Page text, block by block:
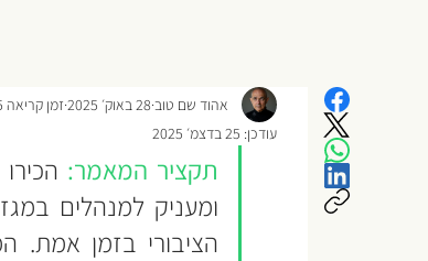
אהוד שם טוב 28 באוק׳ 2025
זמן קריאה 5 דקות
עודכן: 25 בדצמ׳ 2025
תקציר המאמר: